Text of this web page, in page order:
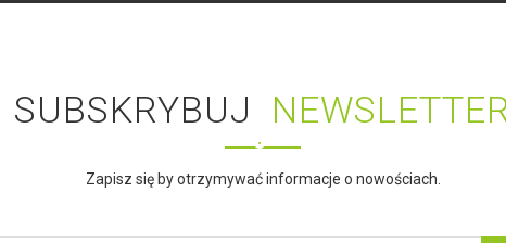
SUBSKRYBUJ
Zapisz się by otrzymywać informacje o nowościach.